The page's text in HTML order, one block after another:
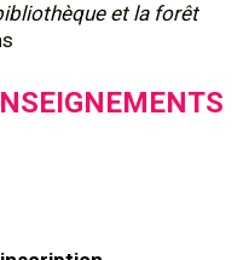
et la forêt